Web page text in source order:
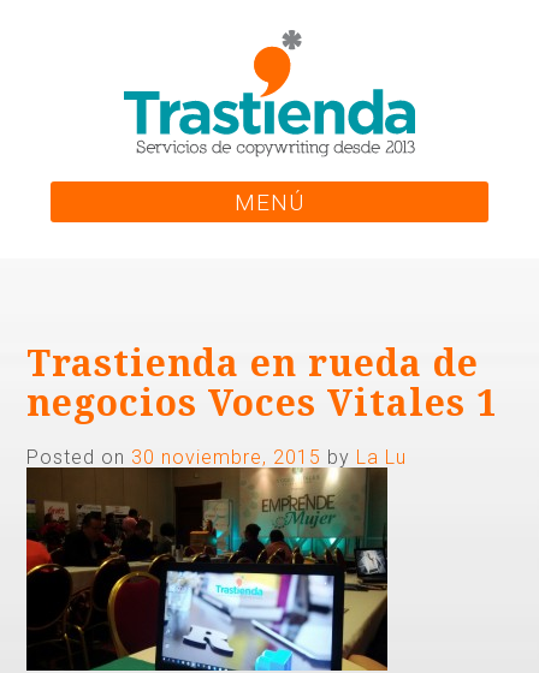
MENÚ
Trastienda en rueda de
negocios Voces Vitales 1
Posted on 30 noviembre, 2015 by La Lu